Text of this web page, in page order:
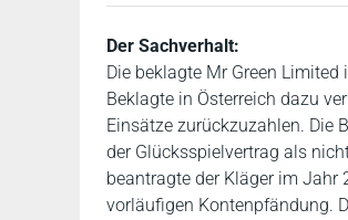
Der Sachverhalt:
Die beklagte Mr Green
Beklagte in Österreich dazu
Einsätze zurückzuzahlen. Die
der Glücksspielvertrag als
beantragte der Kläger im Jahr
vorläufigen Kontenpfändung.